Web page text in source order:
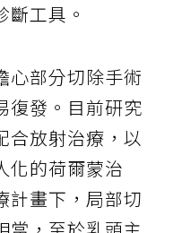
工具。
心部分切除手術
復發。目前研究
合放射治療，以
化的荷爾蒙治
計畫下，局部切